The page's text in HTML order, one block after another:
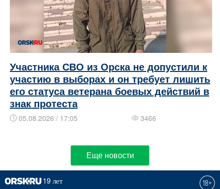
Участника СВО из Орска не допустили к
участию в выборах и он требует лишить
его статуса ветерана боевых действий в
знак протеста
05.08.2026 / 17:05 3466
Еще новости